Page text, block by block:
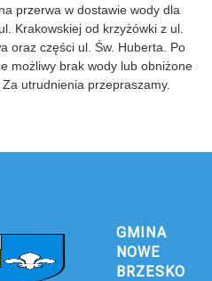
przerwa w dostawie wody dla
Krakowskiej od krzyżówki z ul.
oraz części ul. Św. Huberta. Po
możliwy brak wody lub obniżone
utrudnienia przepraszamy.
GMINA
NOWE
BRZESKO